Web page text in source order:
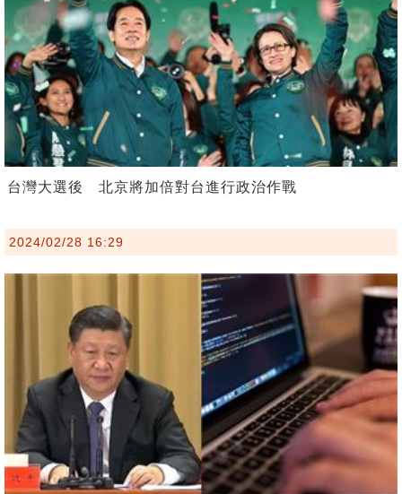
台灣大選後 北京將加倍對台進行政治作戰
2024/02/28 16:29